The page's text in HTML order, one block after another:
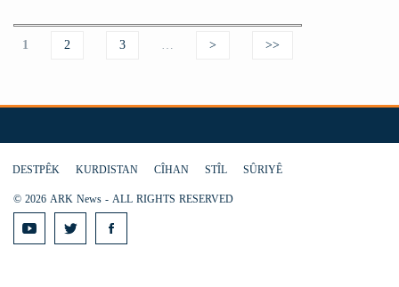
Pages
1 2 3 … > >>
DESTPÊK KURDISTAN CÎHAN STÎL
SÛRIYÊ
© 2026 ARK News - ALL RIGHTS RESERVED